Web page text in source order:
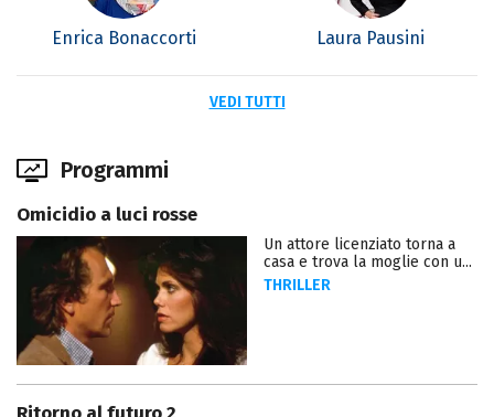
Enrica Bonaccorti Laura Pausini
VEDI TUTTI
Programmi
Omicidio a luci rosse
Un attore licenziato torna a
casa e trova la moglie con u...
THRILLER